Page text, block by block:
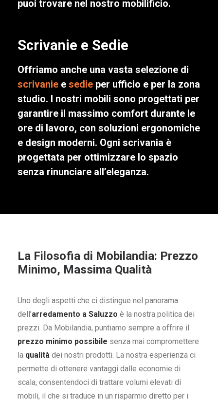
puoi trovare nel nostro mobilificio.
Scrivanie e Sedie
Offriamo anche una vasta selezione di
scrivanie e sedie per ufficio e per la zona
studio. I nostri mobili sono progettati per
garantire il massimo comfort durante le
ore di lavoro, con soluzioni ergonomiche
e design moderni. Ogni scrivania è
progettata per ottimizzare lo spazio
senza rinunciare all’eleganza.
La Filosofia di Mobilandia: Prezzo
Minimo, Massima Qualità
Uno degli aspetti che ci distingue nel panorama
dell’arredamento a Saluzzo è la nostra politica dei
prezzi. Da Mobilandia, puntiamo sempre a offrire il
prezzo minimo possibile senza mai compromettere
la qualità dei nostri prodotti. La nostra esperienza ci
permette di ottenere vantaggi dalle economie di
scala, consentendoci di trattare volumi elevati di
mobili, il che si traduce in un risparmio diretto per i